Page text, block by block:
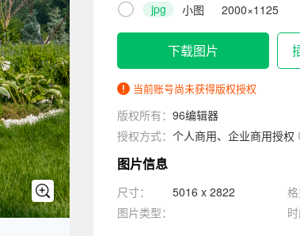
 jpg 小图 2000×1125
下载图片
当前账号尚未获得版权授权
版权所有： 96编辑器
授权方式： 个人商用、企业商用授权
图片信息
尺寸： 5016 x 2822 格
图片类型：
时